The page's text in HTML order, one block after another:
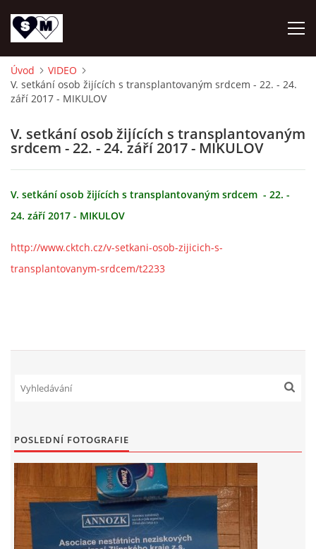
ÚVOD
O NÁS
AKTUALITY
OZ DAR ŽIVOTA
AKTIVITY
REPORTÁŽE
DÁRCI
Úvod
VIDEO
V. setkání osob žijících s transplantovaným srdcem - 22. - 24.
září 2017 - MIKULOV
V. setkání osob žijících s transplantovaným
srdcem - 22. - 24. září 2017 - MIKULOV
V. setkání osob žijících s transplantovaným srdcem - 22. -
24. září 2017 - MIKULOV
http://www.cktch.cz/v-setkani-osob-zijicich-s-
transplantovanym-srdcem/t2233
POSLEDNÍ FOTOGRAFIE